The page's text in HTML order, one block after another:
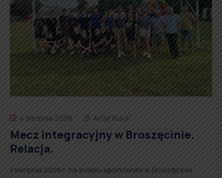
4 sierpnia 2026 Artur Ruka
Mecz integracyjny w Broszęcinie.
Relacja.
1 sierpnia 2026 r. na boisku sportowym w Broszęcinie